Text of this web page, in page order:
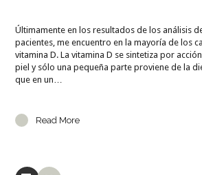
Últimamente en los resultados de los análisis
pacientes, me encuentro en la mayoría de los
vitamina D. La vitamina D se sintetiza por
piel y sólo una pequeña parte proviene de la
que en un…
Read More